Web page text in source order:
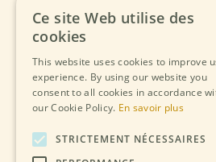
Póngaseen
Estamos a vuestra disposición
de 7:00 a 12:00 y de 16:00 a
no se admiten
en el recinto, salvo los perros
Ce site Web utilise des
cookies
This website uses cookies to improve
experience. By using our website you
consent to all cookies in accordance
our Cookie Policy. En savoir plus
STRICTEMENT NÉCESSAIRES